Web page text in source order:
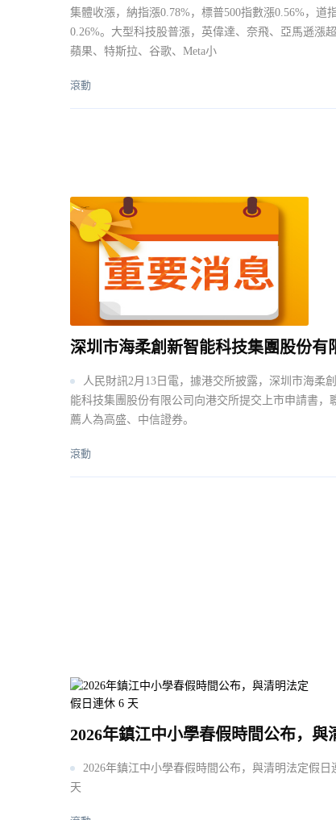
集體收漲，納指漲0.78%，標普500指數漲0.56%，道
0.26%。大型科技股普漲，英偉達、奈飛、亞馬遜漲超
蘋果、特斯拉、谷歌、Meta小
滾動
人民財訊2月13日電，據港交所披露，深圳市海柔
能科技集團股份有限公司向港交所提交上市申請書，
薦人為高盛、中信證券。
滾動
2026年鎮江中小學春假時間公布，與清明法定假日
天